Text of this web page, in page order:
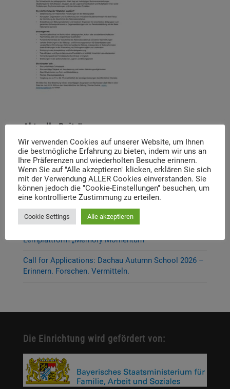
Aktuelle Beiträge
P-Seminar Gymnasium Ottobrunn „Die Muna
Hohenbrunn – Zwischen Krieg und Erinnerung“
Thema und Referent:innen für das diesjährige
Dachauer Symposium stehen fest
Neue Stelleausschreibung
Lernplattform „Memory Momentum“
Call for Applications: Dachau Autumn School 2026 –
Erinnern. Forschen. Vermitteln.
Die Einrichtung wird gefördert von:
Wir verwenden Cookies auf unserer Website, um Ihnen
die bestmögliche Erfahrung zu bieten, indem wir uns an
Ihre Präferenzen und wiederholten Besuche erinnern.
Wenn Sie auf "Alle akzeptieren" klicken, erklären Sie sich
mit der Verwendung ALLER Cookies einverstanden. Sie
können jedoch die "Cookie-Einstellungen" besuchen, um
eine kontrollierte Zustimmung zu erteilen.
Cookie Settings Alle akzeptieren